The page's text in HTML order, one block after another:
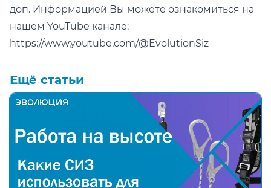
доп. Информацией Вы можете ознакомиться на
нашем YouTube канале:
https://www.youtube.com/@EvolutionSiz
Ещё статьи
Какие средства индивидуальной защиты (СИЗ)